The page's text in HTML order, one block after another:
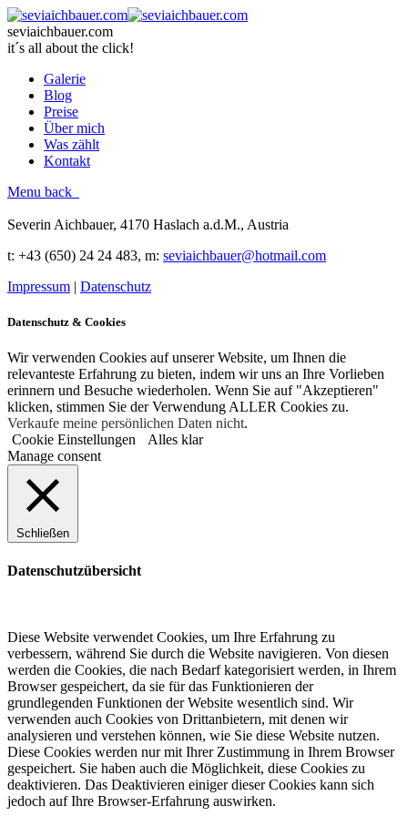
seviaichbauer.com
it´s all about the click!
Galerie
Blog
Preise
Über mich
Was zählt
Kontakt
Menu back
Severin Aichbauer, 4170 Haslach a.d.M., Austria
t: +43 (650) 24 24 483, m: seviaichbauer@hotmail.com
Impressum | Datenschutz
Datenschutz & Cookies
Wir verwenden Cookies auf unserer Website, um Ihnen die
relevanteste Erfahrung zu bieten, indem wir uns an Ihre Vorlieben
erinnern und Besuche wiederholen. Wenn Sie auf "Akzeptieren"
klicken, stimmen Sie der Verwendung ALLER Cookies zu.
Verkaufe meine persönlichen Daten nicht.
Cookie Einstellungen
Alles klar
Manage consent
Schließen
Datenschutzübersicht
Diese Website verwendet Cookies, um Ihre Erfahrung zu
verbessern, während Sie durch die Website navigieren. Von diesen
werden die Cookies, die nach Bedarf kategorisiert werden, in Ihrem
Browser gespeichert, da sie für das Funktionieren der
grundlegenden Funktionen der Website wesentlich sind. Wir
verwenden auch Cookies von Drittanbietern, mit denen wir
analysieren und verstehen können, wie Sie diese Website nutzen.
Diese Cookies werden nur mit Ihrer Zustimmung in Ihrem Browser
gespeichert. Sie haben auch die Möglichkeit, diese Cookies zu
deaktivieren. Das Deaktivieren einiger dieser Cookies kann sich
jedoch auf Ihre Browser-Erfahrung auswirken.